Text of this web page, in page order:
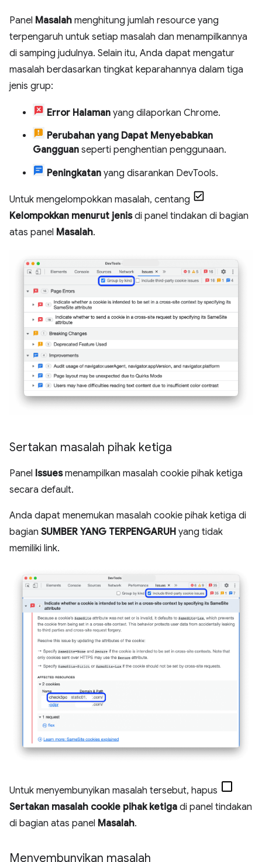
Panel Masalah menghitung jumlah resource yang
terpengaruh untuk setiap masalah dan menampilkannya
di samping judulnya. Selain itu, Anda dapat mengatur
masalah berdasarkan tingkat keparahannya dalam tiga
jenis grup:
Error Halaman yang dilaporkan Chrome.
Perubahan yang Dapat Menyebabkan
Gangguan seperti penghentian penggunaan.
Peningkatan yang disarankan DevTools.
Untuk mengelompokkan masalah, centang
Kelompokkan menurut jenisdi panel tindakan di bagian
atas panel Masalah.
Sertakan masalah pihak ketiga
Panel Issuesmenampilkan masalah cookie pihak ketiga
secara default.
Anda dapat menemukan masalah cookie pihak ketiga di
bagian SUMBER YANG TERPENGARUH yang tidak
memiliki link.
Untuk menyembunyikan masalah tersebut, hapus
Sertakan masalah cookie pihak ketiga di panel tindakan
di bagian atas panel Masalah.
Menyembunyikan masalah